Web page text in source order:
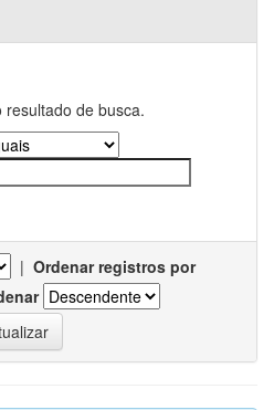
de busca.
| Ordenar registros por